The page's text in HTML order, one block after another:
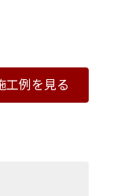
工例を見る